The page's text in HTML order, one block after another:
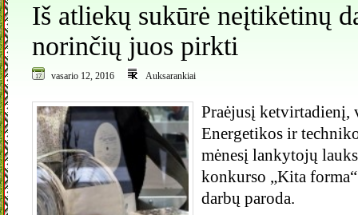
Iš atliekų sukūrė neįtikėtinų
norinčių juos pirkti
vasario 12, 2016 Auksarankiai
Praėjusį ketvirtadienį,
Energetikos ir
mėnesį lankytojų
konkurso „Kita
darbų paroda.